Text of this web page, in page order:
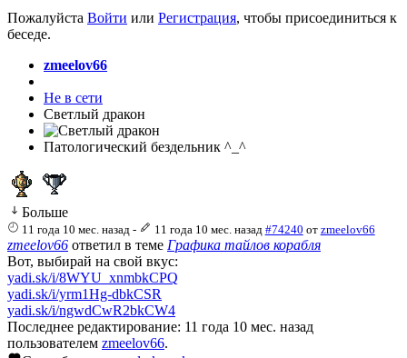
Пожалуйста Войти или Регистрация, чтобы присоединиться к
беседе.
zmeelov66
Не в сети
Светлый дракон
Патологический бездельник ^_^
Больше
11 года 10 мес. назад - 11 года 10 мес. назад #74240 от zmeelov66
zmeelov66 ответил в теме Графика тайлов корабля
Вот, выбирай на свой вкус:
yadi.sk/i/8WYU_xnmbkCPQ
yadi.sk/i/yrm1Hg-dbkCSR
yadi.sk/i/ngwdCwR2bkCW4
Последнее редактирование: 11 года 10 мес. назад
пользователем zmeelov66.